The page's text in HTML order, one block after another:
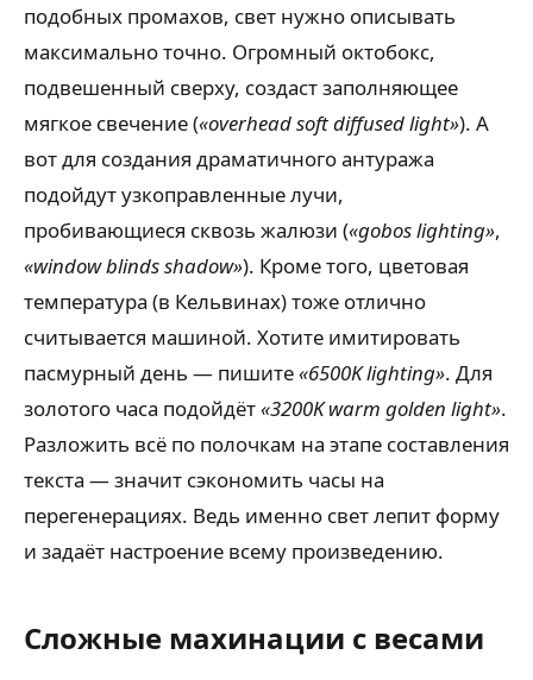
подобных промахов, свет нужно описывать
максимально точно. Огромный октобокс,
подвешенный сверху, создаст заполняющее
мягкое свечение («overhead soft diffused light»). А
вот для создания драматичного антуража
подойдут узкоправленные лучи,
пробивающиеся сквозь жалюзи («gobos lighting»,
«window blinds shadow»). Кроме того, цветовая
температура (в Кельвинах) тоже отлично
считывается машиной. Хотите имитировать
пасмурный день — пишите«6500K lighting». Для
золотого часа подойдёт«3200K warm golden light».
Разложить всё по полочкам на этапе составления
текста — значит сэкономить часы на
перегенерациях. Ведь именно свет лепит форму
и задаёт настроение всему произведению.
Сложные махинации с весами